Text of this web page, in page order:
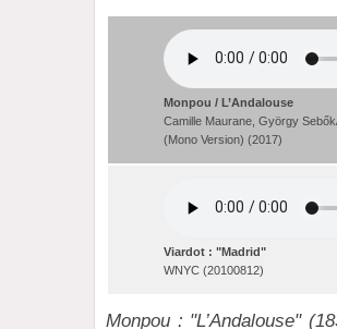
Monpou / L’Andalouse
Camille Maurane, György
(Mono Version) (2017)
Viardot : "Madrid"
WNYC (20100812)
Monpou : "L’Andalouse"